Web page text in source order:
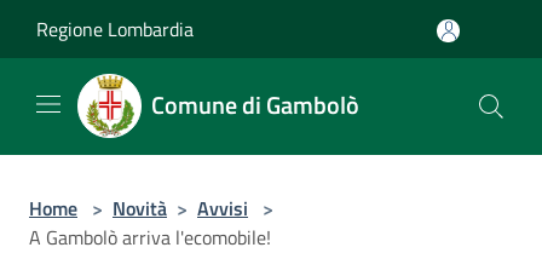
Regione Lombardia
Comune di Gambolò
Home > Novità > Avvisi >
A Gambolò arriva l'ecomobile!